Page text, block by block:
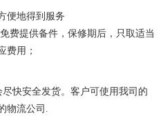
便地得到服务
费提供备件，保修期后，只取适当
费用；
快安全发货。客户可使用我司的
物流公司.